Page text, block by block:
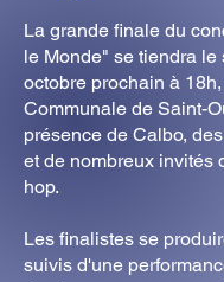
La grande finale du
le Monde" se tiendra le
octobre prochain à
Communale de Saint-
présence de Calbo,
et de nombreux invités
hop.
Les finalistes se
suivis d'une